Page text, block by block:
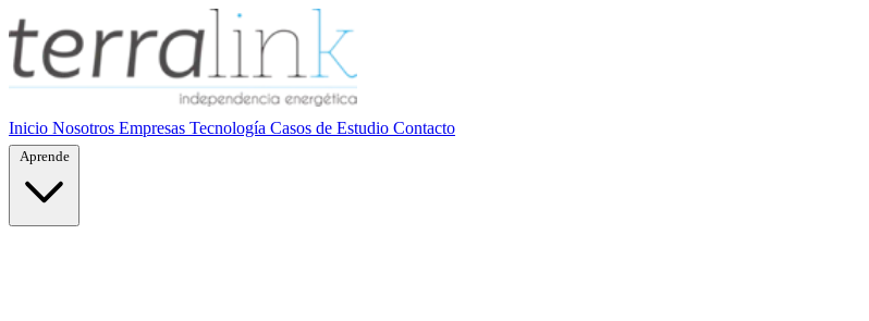
Inicio Nosotros Empresas Tecnología Casos de Estudio Contacto
Aprende